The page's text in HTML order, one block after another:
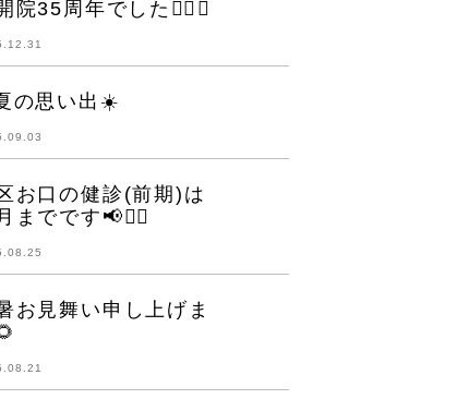
院35周年でした👨‍⚕️✨
の思い出☀️
お口の健診(前期)は
までです📢👩‍⚕️
お見舞い申し上げま